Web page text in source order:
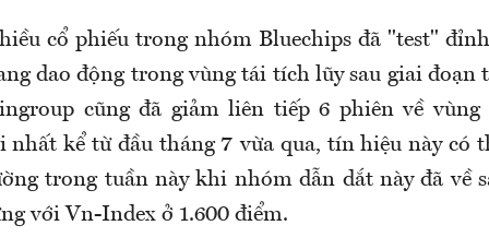
cổ phiếu trong nhóm Bluechips đã "test"
dao động trong vùng tái tích lũy sau giai đoạn
cũng đã giảm liên tiếp 6 phiên về
nhất kể từ đầu tháng 7 vừa qua, tín hiệu này có
trong tuần này khi nhóm dẫn dắt này đã về
với Vn-Index ở 1.600 điểm.